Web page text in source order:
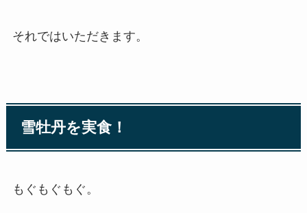
それではいただきます。
雪牡丹を実食！
もぐもぐもぐ。